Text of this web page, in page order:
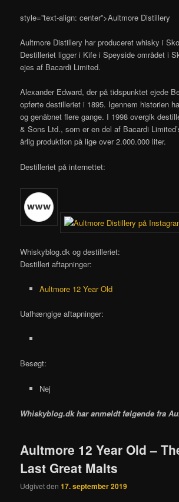
style=”text-align: center”>Aultmore Distillery
Aultmore Distillery har produceret whisky i
Destilleriet ligger i Kife i Speyside området i
ejes af Bacardi Limited.
Alexander Edward, der på tidspunktet ejede
opførte destilleriet i 1895. Igennem historien
og genåbnet flere gange. I 1998 overgik
& Sons Ltd., som er en del af Bacardi
årlig produktion på lige over 2.000.000 liter.
Destilleriet på internettet:
Whiskyblog.dk og destilleriet:
Destilleri aftapninger:
Aultmore 12 Year Old
Uafhængige aftapninger:
Besøgt:
Nej
Whiskyblog.dk har anmeldt følgende fra
Aultmore 12 Year Old –
Last Great Malts
Udgivet den17. september 2019